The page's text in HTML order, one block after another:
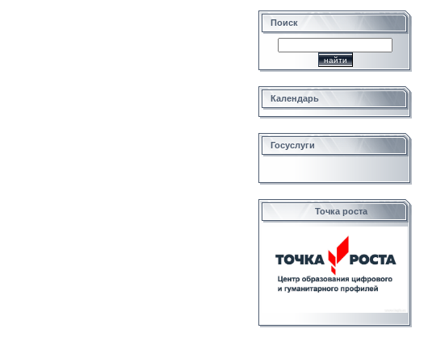
Поиск
Календарь
Госуслуги
Точка роста